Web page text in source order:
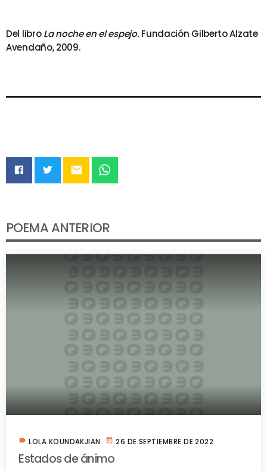
Del libroLa noche en el espejo. Fundación Gilberto Alzate
Avendaño, 2009.
email
POEMA ANTERIOR
label LOLA KOUNDAKJIAN today 26 DE SEPTIEMBRE DE 2022
Estados de ánimo